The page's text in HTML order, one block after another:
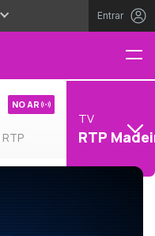
Entrar
NO AR
TV
RTP